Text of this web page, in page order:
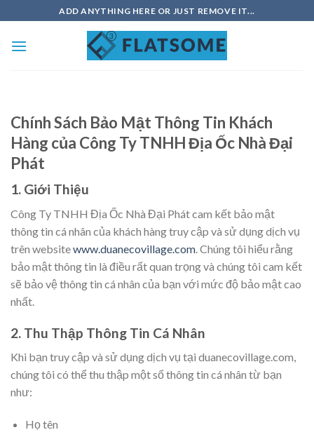
đến
nội
ADD ANYTHING HERE OR JUST REMOVE IT...
Chính Sách Bảo Mật Thông Tin Khách
Hàng của Công Ty TNHH Địa Ốc Nhà Đại
Phát
1. Giới Thiệu
Công Ty TNHH Địa Ốc Nhà Đại Phát cam kết bảo mật
thông tin cá nhân của khách hàng truy cập và sử dụng dịch vụ
trên websitewww.duanecovillage.com . Chúng tôi hiểu rằng
bảo mật thông tin là điều rất quan trọng và chúng tôi cam kết
sẽ bảo vệ thông tin cá nhân của bạn với mức độ bảo mật cao
nhất.
2. Thu Thập Thông Tin Cá Nhân
Khi bạn truy cập và sử dụng dịch vụ tại duanecovillage.com,
chúng tôi có thể thu thập một số thông tin cá nhân từ bạn
như:
Họ tên